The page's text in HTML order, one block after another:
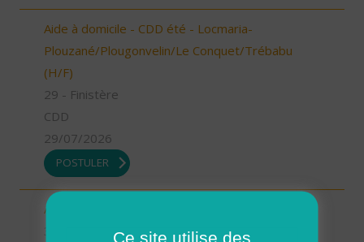
Aide à domicile - CDD été - Locmaria-
Plouzané/Plougonvelin/Le Conquet/Trébabu
(H/F)
29 - Finistère
CDD
29/07/2026
POSTULER
Auxiliaire de vie MAGALAS (H/F)
Ce site utilise des